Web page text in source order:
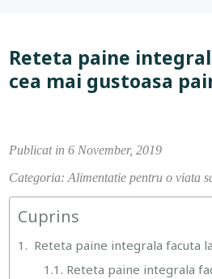
Reteta paine
cea mai gustoasa
Publicat in 6 November, 2019
Categoria: Alimentatie pentru o viata
Cuprins
1. Reteta paine integrala facuta
1.1. Reteta paine integrala